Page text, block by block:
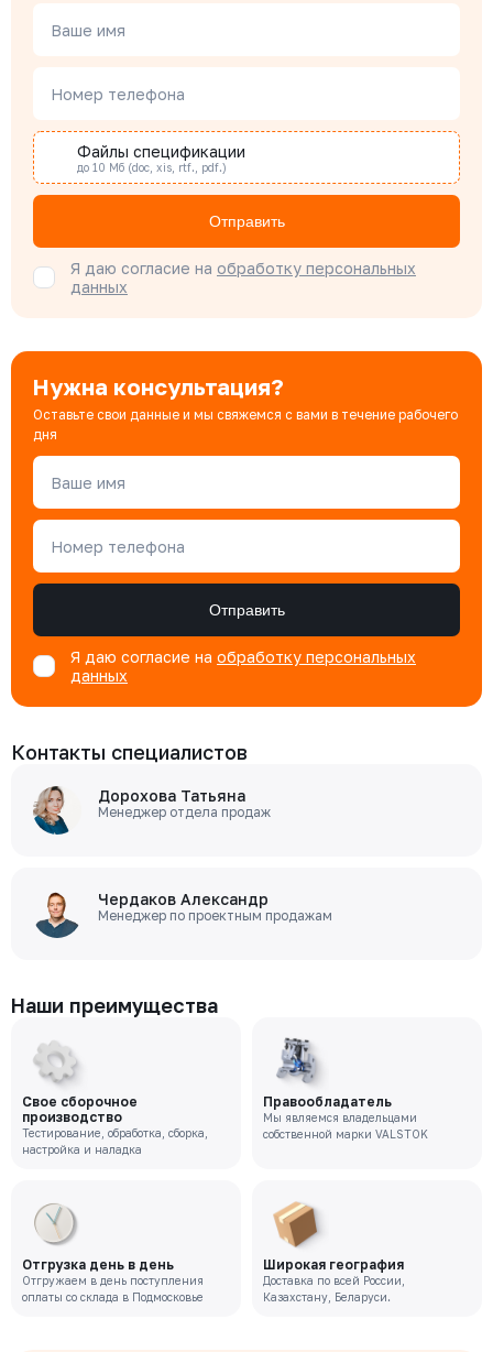
Наталья Гомонова
Бондарюк Евгения
Специалист отдела продаж
Ваше имя
Номер телефона
Файлы спецификации
до 10 Мб (doc, xis, rtf., pdf.)
Отправить
Я даю согласие на обработку персональных
данных
Нужна консультация?
Оставьте свои данные и мы свяжемся с вами в течение рабочего
дня
Ваше имя
Номер телефона
Отправить
Я даю согласие на обработку персональных
данных
Контакты специалистов
Дорохова Татьяна
Менеджер отдела продаж
Чердаков Александр
Менеджер по проектным продажам
Наши преимущества
Свое сборочное
производство
Тестирование, обработка, сборка,
настройка и наладка
Правообладатель
Мы являемся владельцами
собственной марки VALSTOK
Отгрузка день в день
Отгружаем в день поступления
оплаты со склада в Подмосковье
Широкая география
Доставка по всей России,
Казахстану, Беларуси.